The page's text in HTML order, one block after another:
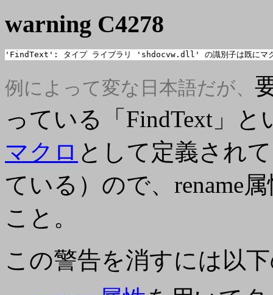
warning C4278
'FindText': タイプ ライブラリ 'shdocvw.dll' の識別子は既にマク
例によって変な日本語だが、
っている「FindText」
マクロ として定義され
ている）ので、rename
こと。
この警告を消すには以